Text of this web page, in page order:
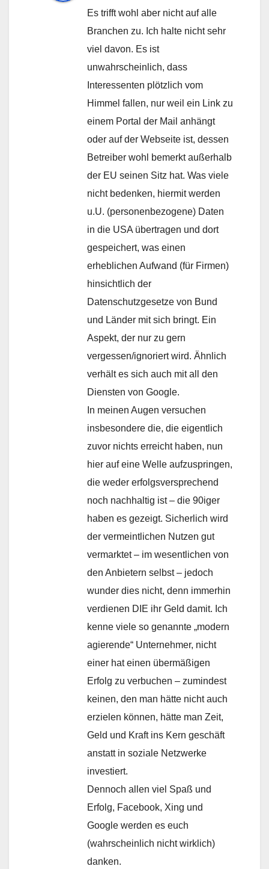
Es trifft wohl aber nicht auf alle
Branchen zu. Ich halte nicht sehr
viel davon. Es ist
unwahrscheinlich, dass
Interessenten plötzlich vom
Himmel fallen, nur weil ein Link zu
einem Portal der Mail anhängt
oder auf der Webseite ist, dessen
Betreiber wohl bemerkt außerhalb
der EU seinen Sitz hat. Was viele
nicht bedenken, hiermit werden
u.U. (personenbezogene) Daten
in die USA übertragen und dort
gespeichert, was einen
erheblichen Aufwand (für Firmen)
hinsichtlich der
Datenschutzgesetze von Bund
und Länder mit sich bringt. Ein
Aspekt, der nur zu gern
vergessen/ignoriert wird. Ähnlich
verhält es sich auch mit all den
Diensten von Google.
In meinen Augen versuchen
insbesondere die, die eigentlich
zuvor nichts erreicht haben, nun
hier auf eine Welle aufzuspringen,
die weder erfolgsversprechend
noch nachhaltig ist – die 90iger
haben es gezeigt. Sicherlich wird
der vermeintlichen Nutzen gut
vermarktet – im wesentlichen von
den Anbietern selbst – jedoch
wunder dies nicht, denn immerhin
verdienen DIE ihr Geld damit. Ich
kenne viele so genannte „modern
agierende“ Unternehmer, nicht
einer hat einen übermäßigen
Erfolg zu verbuchen – zumindest
keinen, den man hätte nicht auch
erzielen können, hätte man Zeit,
Geld und Kraft ins Kern geschäft
anstatt in soziale Netzwerke
investiert.
Dennoch allen viel Spaß und
Erfolg, Facebook, Xing und
Google werden es euch
(wahrscheinlich nicht wirklich)
danken.